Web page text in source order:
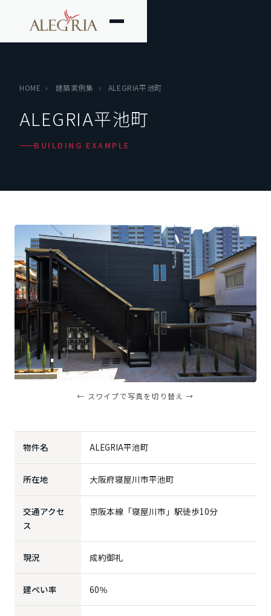
HOME › 建築実例集 › ALEGRIA平池町
ALEGRIA平池町
BUILDING EXAMPLE
← スワイプで写真を切り替え →
物件名 ALEGRIA平池町
所在地 大阪府寝屋川市平池町
交通アクセ
ス
京阪本線「寝屋川市」駅徒歩10分
現況 成約御礼
建ぺい率 60％